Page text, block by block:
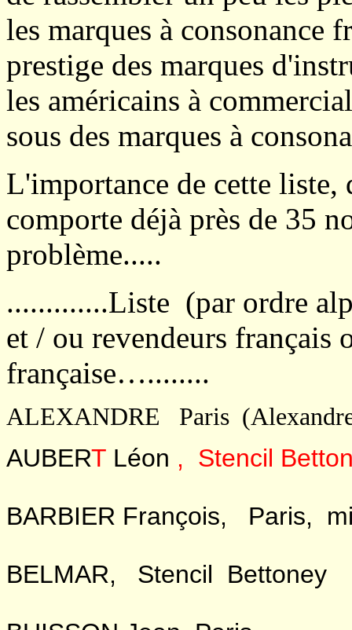
les marques à consonance
prestige des marques
les américains à
sous des marques à
L'importance de cette liste,
comporte déjà près de 35
problème.....
.............Liste (par ordre
et / ou revendeurs français
française…........
ALEXANDRE Paris
AUBERT Léon , Stencil
BARBIER François, Paris,
BELMAR, Stencil Bettoney